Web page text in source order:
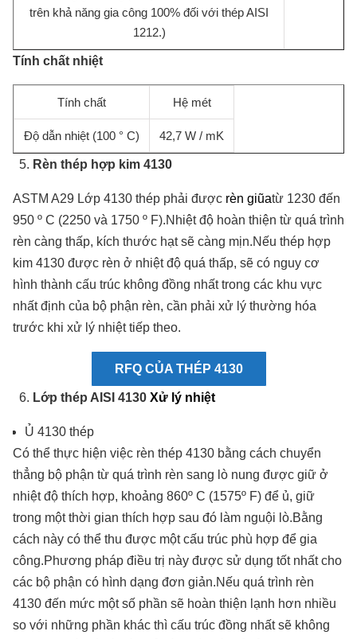
trên khả năng gia công 100% đối với thép AISI
1212.)
Tính chất nhiệt
Tính chất Hệ mét
Độ dẫn nhiệt (100 ° C) 42,7 W / mK
Rèn thép hợp kim 4130
ASTM A29 Lớp 4130 thép phải được rèn giũatừ 1230 đến
950 º C (2250 và 1750 º F).Nhiệt độ hoàn thiện từ quá trình
rèn càng thấp, kích thước hạt sẽ càng mịn.Nếu thép hợp
kim 4130 được rèn ở nhiệt độ quá thấp, sẽ có nguy cơ
hình thành cấu trúc không đồng nhất trong các khu vực
nhất định của bộ phận rèn, cần phải xử lý thường hóa
trước khi xử lý nhiệt tiếp theo.
RFQ CỦA THÉP 4130
Lớp thép AISI 4130 Xử lý nhiệt
Ủ 4130 thép
Có thể thực hiện việc rèn thép 4130 bằng cách chuyển
thẳng bộ phận từ quá trình rèn sang lò nung được giữ ở
nhiệt độ thích hợp, khoảng 860º C (1575º F) để ủ, giữ
trong một thời gian thích hợp sau đó làm nguội lò.Bằng
cách này có thể thu được một cấu trúc phù hợp để gia
công.Phương pháp điều trị này được sử dụng tốt nhất cho
các bộ phận có hình dạng đơn giản.Nếu quá trình rèn
4130 đến mức một số phần sẽ hoàn thiện lạnh hơn nhiều
so với những phần khác thì cấu trúc đồng nhất sẽ không